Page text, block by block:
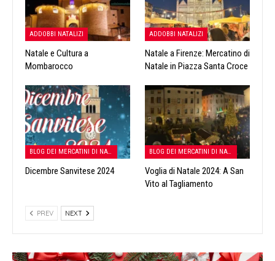
ADDOBBI NATALIZI
Natale e Cultura a
Mombarocco
ADDOBBI NATALIZI
Natale a Firenze: Mercatino di
Natale in Piazza Santa Croce
BLOG DEI MERCATINI DI NATALE
Dicembre Sanvitese 2024
BLOG DEI MERCATINI DI NATALE
Voglia di Natale 2024: A San
Vito al Tagliamento
PREV NEXT